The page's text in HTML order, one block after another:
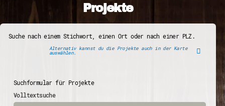
Projekte
Suche nach einem Stichwort, einen Ort oder nach einer PLZ.
Alternativ kannst du die Projekte auch in der Karte
auswählen.
Suchformular für Projekte
Volltextsuche